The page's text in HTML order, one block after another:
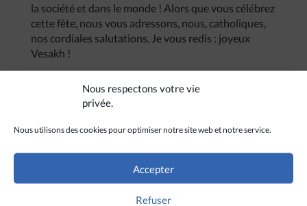
Nous respectons votre vie
privée.
Nous utilisons des cookies pour optimiser notre site web et notre service.
Accepter
Refuser
la société et dans le monde ! Alors que vous célébrez
cette fête, nous vous adressons, nous, catholiques,
nos cordiales salutations. Je vous redis : joyeux
Vesakh !